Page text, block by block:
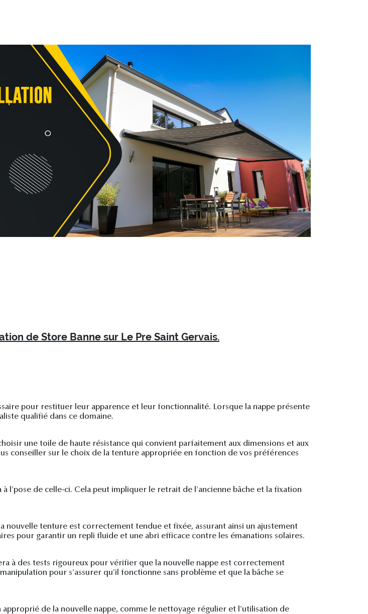
de Store Banne sur Le Pre Saint Gervais.
pour restituer leur apparence et leur fonctionnalité. Lorsque la nappe présente
qualifié dans ce domaine.
une toile de haute résistance qui convient parfaitement aux dimensions et aux
conseiller sur le choix de la tenture appropriée en fonction de vos préférences
l'pose de celle-ci. Cela peut impliquer le retrait de l'ancienne bâche et la fixation
nouvelle tenture est correctement tendue et fixée, assurant ainsi un ajustement
pour garantir un repli fluide et une abri efficace contre les émanations solaires.
à des tests rigoureux pour vérifier que la nouvelle nappe est correctement
pour s'assurer qu'il fonctionne sans problème et que la bâche se
de la nouvelle nappe, comme le nettoyage régulier et l'utilisation de